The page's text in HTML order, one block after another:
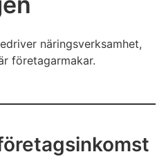
näringsverksamhet,
företagarmakar.